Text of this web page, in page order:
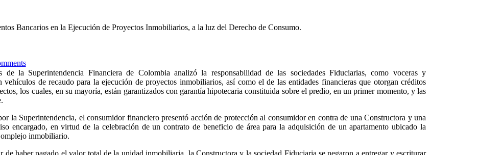
Bancarios en la Ejecución de Proyectos Inmobiliarios, a la luz del Derecho de Consumo.
de la Superintendencia Financiera de Colombia analizó la responsabilidad de las sociedades Fiduciarias, como voceras y
vehículos de recaudo para la ejecución de proyectos inmobiliarios, así como el de las entidades financieras que otorgan créditos
los cuales, en su mayoría, están garantizados con garantía hipotecaria constituida sobre el predio, en un primer momento, y las
la Superintendencia, el consumidor financiero presentó acción de protección al consumidor en contra de una Constructora y una
encargado, en virtud de la celebración de un contrato de beneficio de área para la adquisición de un apartamento ubicado la
inmobiliario.